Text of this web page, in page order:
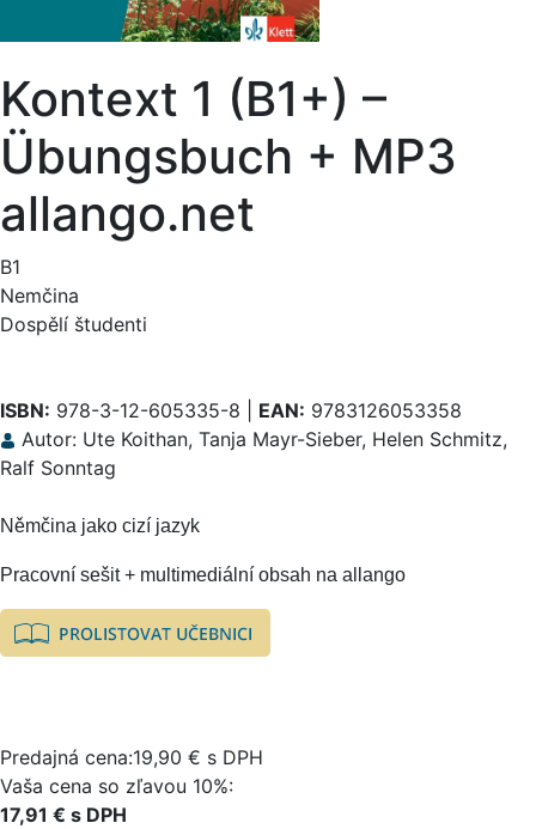
Kontext 1 (B1+) –
Übungsbuch + MP3
allango.net
B1
Nemčina
Dospělí študenti
ISBN: 978-3-12-605335-8 | EAN: 9783126053358
Autor: Ute Koithan, Tanja Mayr-Sieber, Helen Schmitz,
Ralf Sonntag
Němčina jako cizí jazyk
Pracovní sešit + multimediální obsah na allango
Predajná cena:19,90 € s DPH
Vaša cena so zľavou 10%:
17,91 € s DPH